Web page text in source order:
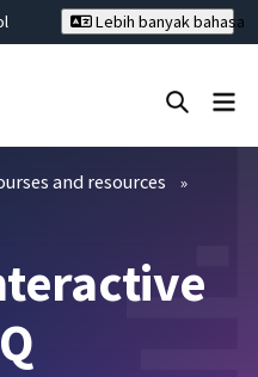
Lebih banyak bahasa
and resources